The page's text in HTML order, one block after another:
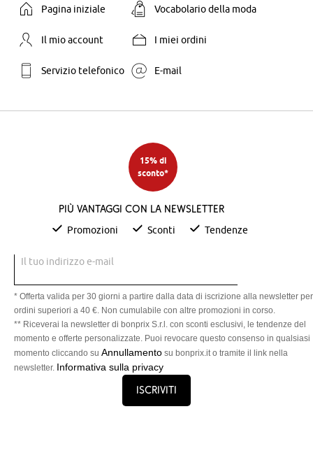
Pagina iniziale Vocabolario della moda
Il mio account I miei ordini
Servizio telefonico E-mail
15% di
sconto*
Più vantaggi con la newsletter
Promozioni Sconti Tendenze
Il tuo indirizzo e-mail
* Offerta valida per 30 giorni a partire dalla data di iscrizione alla newsletter per
ordini superiori a 40 €. Non cumulabile con altre promozioni in corso.
** Riceverai la newsletter di bonprix S.r.l. con sconti esclusivi, le tendenze del
momento e offerte personalizzate. Puoi revocare questo consenso in qualsiasi
momento cliccando su Annullamento su bonprix.it o tramite il link nella
newsletter. Informativa sulla privacy
Iscriviti